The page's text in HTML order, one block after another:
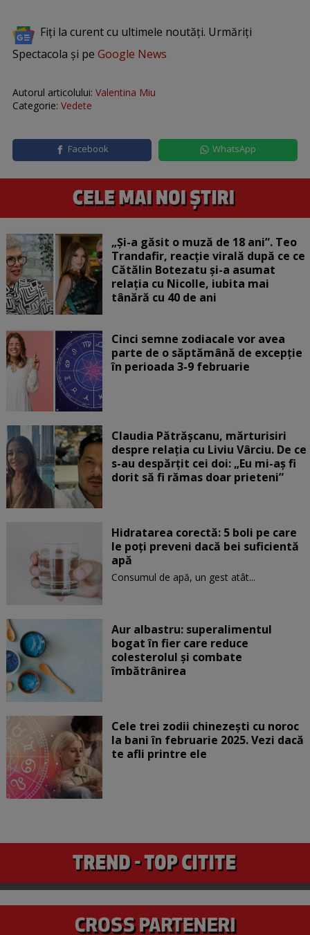
Fiți la curent cu ultimele noutăți. Urmăriți
Spectacola și pe Google News
Autorul articolului: Valentina Miu
Categorie: Vedete
Facebook WhatsApp
„Și-a găsit o muză de 18 ani”. Teo
Trandafir, reacție virală după ce ce
Cătălin Botezatu și-a asumat
relația cu Nicolle, iubita mai
tânără cu 40 de ani
Cinci semne zodiacale vor avea
parte de o săptămână de excepție
în perioada 3-9 februarie
Claudia Pătrășcanu, mărturisiri
despre relația cu Liviu Vârciu. De ce
s-au despărțit cei doi: „Eu mi-aș fi
dorit să fi rămas doar prieteni”
Hidratarea corectă: 5 boli pe care
le poți preveni dacă bei suficientă
apă
Consumul de apă, un gest atât...
Aur albastru: superalimentul
bogat în fier care reduce
colesterolul și combate
îmbătrânirea
Cele trei zodii chinezești cu noroc
la bani în februarie 2025. Vezi dacă
te afli printre ele